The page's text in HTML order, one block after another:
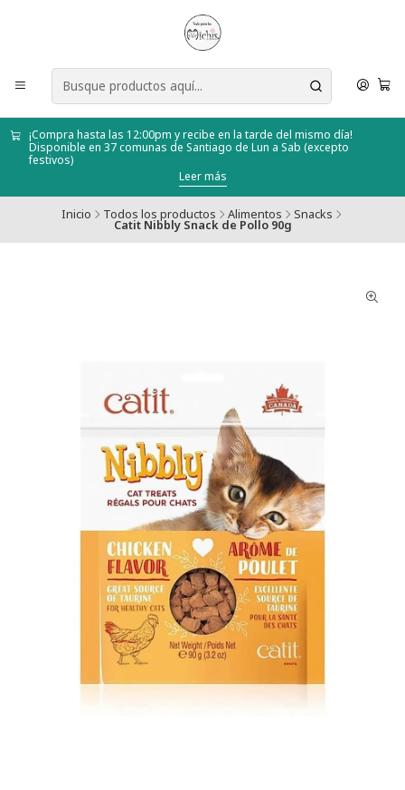
¡Compra hasta las 12:00pm y recibe en la tarde del mismo día!
Disponible en 37 comunas de Santiago de Lun a Sab (excepto
festivos)
Leer más
Inicio Todos los productos Alimentos Snacks
Catit Nibbly Snack de Pollo 90g